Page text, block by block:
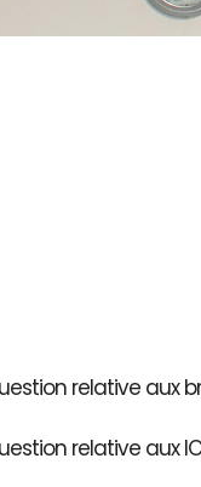
relative aux
relative aux